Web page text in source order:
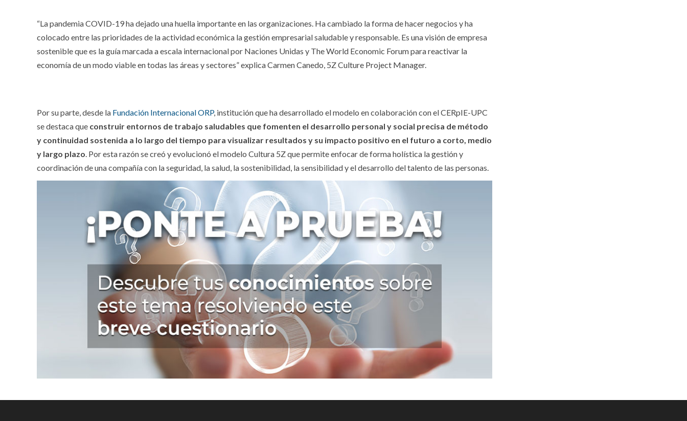
“La pandemia COVID-19 ha dejado una huella importante en las organizaciones. Ha cambiado la forma de hacer negocios y ha
colocado entre las prioridades de la actividad económica la gestión empresarial saludable y responsable. Es una visión de empresa
sostenible que es la guía marcada a escala internacional por Naciones Unidas y The World Economic Forum para reactivar la
economía de un modo viable en todas las áreas y sectores” explica Carmen Canedo, 5Z Culture Project Manager.
Por su parte, desde la Fundación Internacional ORP, institución que ha desarrollado el modelo en colaboración con el CERpIE-UPC
se destaca que construir entornos de trabajo saludables que fomenten el desarrollo personal y social precisa de método
y continuidad sostenida a lo largo del tiempo para visualizar resultados y su impacto positivo en el futuro a corto, medio
y largo plazo. Por esta razón se creó y evolucionó el modelo Cultura 5Z que permite enfocar de forma holística la gestión y
coordinación de una compañía con la seguridad, la salud, la sostenibilidad, la sensibilidad y el desarrollo del talento de las personas.